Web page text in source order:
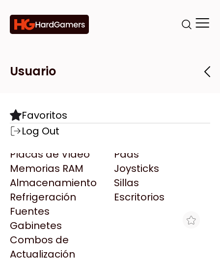
Categorías
Componentes
Motherboards
Microprocesadores
Placas de Video
Memorias RAM
Almacenamiento
Refrigeración
Fuentes
Gabinetes
Combos de
Actualización
Pads
Joysticks
Sillas
Escritorios
Marcas
Todas las Marcas
AMD
AULA
Acer
Adata
AeroCool
Antec
Arkham
Asrock
Tiendas
Destacadas
Usuario
Favoritos
Log Out
LN HP 3003DW LASERJET PRO 33 PPM
WIFI